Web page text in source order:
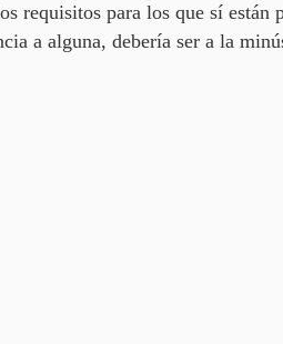
requisitos para los que sí están
a alguna, debería ser a la